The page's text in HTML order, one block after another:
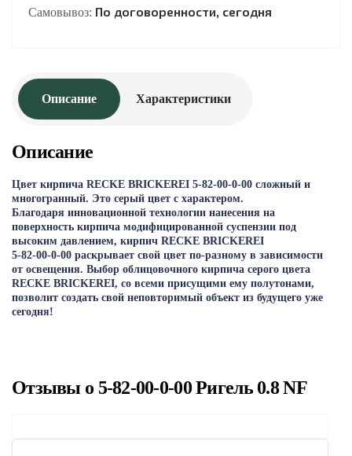
Самовывоз: По договоренности, сегодня
Описание Характеристики
Описание
Цвет кирпича RECKE BRICKEREI 5-82-00-0-00 сложный и
многогранный. Это серый цвет с характером.
Благодаря инновационной технологии нанесения на
поверхность кирпича модифицированной суспензии под
высоким давлением, кирпич RECKE BRICKEREI
5-82-00-0-00 раскрывает свой цвет по-разному в зависимости
от освещения. Выбор облицовочного кирпича серого цвета
RECKE BRICKEREI, со всеми присущими ему полутонами,
позволит создать свой неповторимый объект из будущего уже
сегодня!
Отзывы о 5-82-00-0-00 Ригель 0.8 NF